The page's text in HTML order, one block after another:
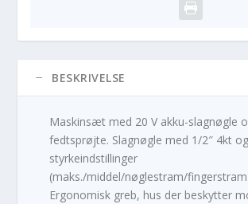
BESKRIVELSE
Maskinsæt med 20 V akku-slagnøgle
fedtsprøjte. Slagnøgle med 1/2″ 4kt
styrkeindstillinger
(maks./middel/nøglestram/
Ergonomisk greb, hus der beskytter